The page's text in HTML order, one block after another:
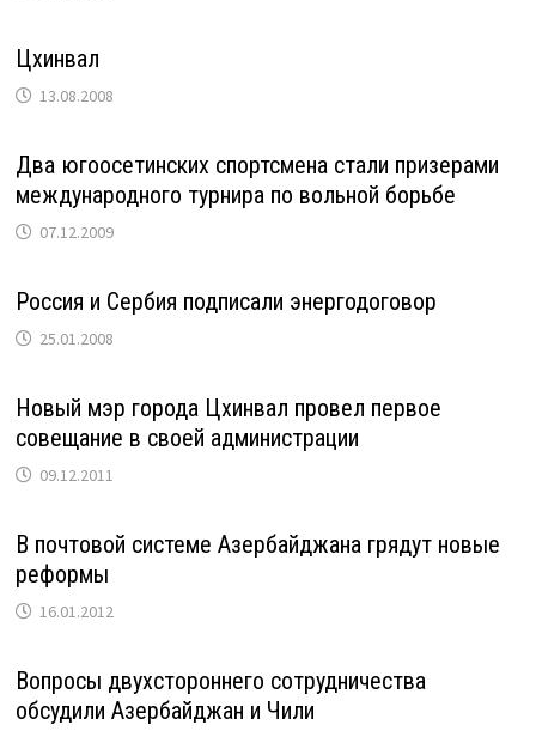
Цхинвал
13.08.2008
Два югоосетинских спортсмена стали призерами
международного турнира по вольной борьбе
07.12.2009
Россия и Сербия подписали энергодоговор
25.01.2008
Новый мэр города Цхинвал провел первое
совещание в своей администрации
09.12.2011
В почтовой системе Азербайджана грядут новые
реформы
16.01.2012
Вопросы двухстороннего сотрудничества
обсудили Азербайджан и Чили